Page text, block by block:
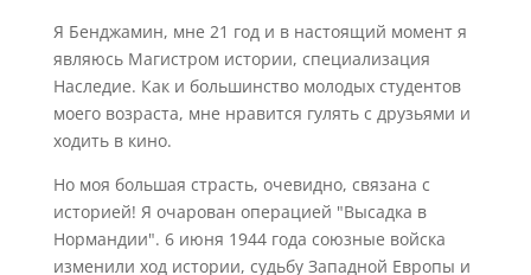
Я Бенджамин, мне 21 год и в настоящий момент я
являюсь Магистром истории, специализация
Наследие. Как и большинство молодых студентов
моего возраста, мне нравится гулять с друзьями и
ходить в кино.
Но моя большая страсть, очевидно, связана с
историей! Я очарован операцией "Высадка в
Нормандии". 6 июня 1944 года союзные войска
изменили ход истории, судьбу Западной Европы и